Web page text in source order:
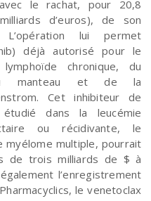
le rachat, pour 20,8
d’euros), de son
L’opération lui permet
déjà autorisé pour le
chronique, du
manteau et de la
Cet inhibiteur de
dans la leucémie
ou récidivante, le
myélome multiple, pourrait
de trois milliards de $ à
l’enregistrement
le venetoclax